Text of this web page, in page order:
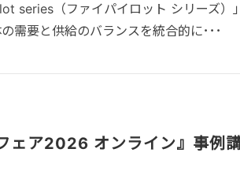
series（ファイパイロット シリーズ）
需要と供給のバランスを統合的に･･･
ェア2026 オンライン』事例